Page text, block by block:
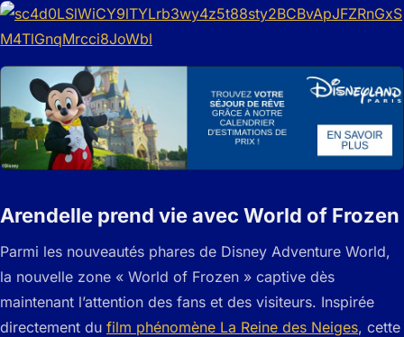
Arendelle prend vie avec World of Frozen
Parmi les nouveautés phares de Disney Adventure World,
la nouvelle zone « World of Frozen » captive dès
maintenant l’attention des fans et des visiteurs. Inspirée
directement du film phénomène La Reine des Neiges, cette